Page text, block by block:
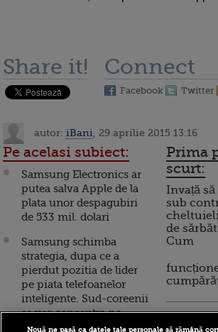
Share it! Connect
Facebook Twitter
autor: iBani , 29 aprilie 2015 13:16
Pe acelasi subiect:
Samsung Electronics ar
putea salva Apple de la
plata unor despagubiri
de 533 mil. dolari
Samsung schimba
strategia, dupa ce a
pierdut pozitia de lider
pe piata telefoanelor
inteligente. Sud-coreenii
se vor concentra pe
produse premium
Prima
scurt:
Invață
sub
de
Cum
Nouă ne pasă ca datele tale personale să rămână